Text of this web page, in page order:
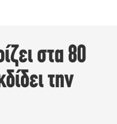
στα 80
την